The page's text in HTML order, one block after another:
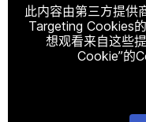
此内容由第三方提供
Targeting Cookies
想观看来自这些
Cookie”的